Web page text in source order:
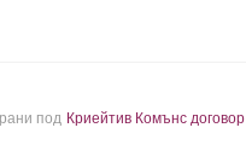
под Криейтив Комънс договор